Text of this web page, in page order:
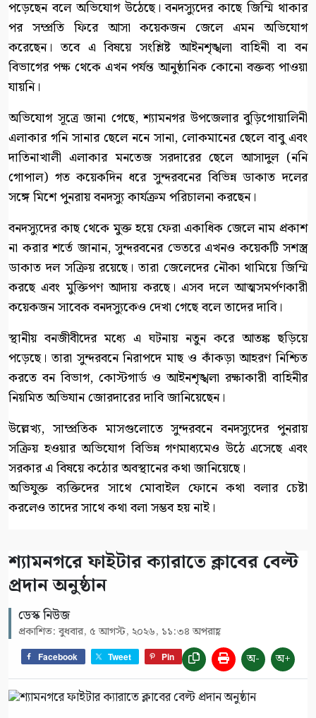
পড়েছেন বলে অভিযোগ উঠেছে। বনদস্যুদের কাছে জিম্মি থাকার
পর সম্প্রতি ফিরে আসা কয়েকজন জেলে এমন অভিযোগ
করেছেন। তবে এ বিষয়ে সংশ্লিষ্ট আইনশৃঙ্খলা বাহিনী বা বন
বিভাগের পক্ষ থেকে এখন পর্যন্ত আনুষ্ঠানিক কোনো বক্তব্য পাওয়া
যায়নি।
অভিযোগ সূত্রে জানা গেছে, শ্যামনগর উপজেলার বুড়িগোয়ালিনী
এলাকার গনি সানার ছেলে ননে সানা, লোকমানের ছেলে বাবু এবং
দাতিনাখালী এলাকার মনতেজ সরদারের ছেলে আসাদুল (ননি
গোপাল) গত কয়েকদিন ধরে সুন্দরবনের বিভিন্ন ডাকাত দলের
সঙ্গে মিশে পুনরায় বনদস্যু কার্যক্রম পরিচালনা করছেন।
বনদস্যুদের কাছ থেকে মুক্ত হয়ে ফেরা একাধিক জেলে নাম প্রকাশ
না করার শর্তে জানান, সুন্দরবনের ভেতরে এখনও কয়েকটি সশস্ত্র
ডাকাত দল সক্রিয় রয়েছে। তারা জেলেদের নৌকা থামিয়ে জিম্মি
করছে এবং মুক্তিপণ আদায় করছে। এসব দলে আত্মসমর্পণকারী
কয়েকজন সাবেক বনদস্যুকেও দেখা গেছে বলে তাদের দাবি।
স্থানীয় বনজীবীদের মধ্যে এ ঘটনায় নতুন করে আতঙ্ক ছড়িয়ে
পড়েছে। তারা সুন্দরবনে নিরাপদে মাছ ও কাঁকড়া আহরণ নিশ্চিত
করতে বন বিভাগ, কোস্টগার্ড ও আইনশৃঙ্খলা রক্ষাকারী বাহিনীর
নিয়মিত অভিযান জোরদারের দাবি জানিয়েছেন।
উল্লেখ্য, সাম্প্রতিক মাসগুলোতে সুন্দরবনে বনদস্যুদের পুনরায়
সক্রিয় হওয়ার অভিযোগ বিভিন্ন গণমাধ্যমেও উঠে এসেছে এবং
সরকার এ বিষয়ে কঠোর অবস্থানের কথা জানিয়েছে।
অভিযুক্ত ব্যক্তিদের সাথে মোবাইল ফোনে কথা বলার চেষ্টা
করলেও তাদের সাথে কথা বলা সম্ভব হয় নাই।
শ্যামনগরে ফাইটার ক্যারাতে ক্লাবের বেল্ট
প্রদান অনুষ্ঠান
ডেস্ক নিউজ
প্রকাশিত: বুধবার, ৫ আগস্ট, ২০২৬, ১১:৩৪ অপরাহ্ণ
Facebook Tweet Pin অ- অ+